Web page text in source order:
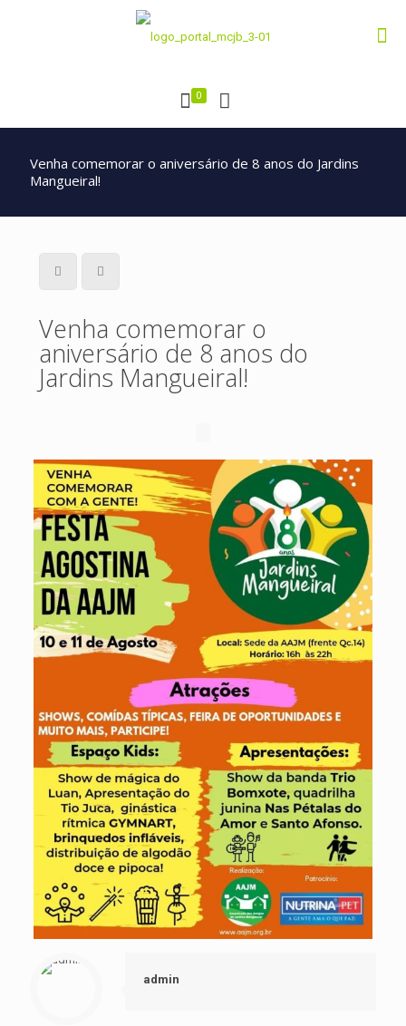
0
Venha comemorar o aniversário de 8 anos do Jardins
Mangueiral!
Venha comemorar o
aniversário de 8 anos do
Jardins Mangueiral!
admin